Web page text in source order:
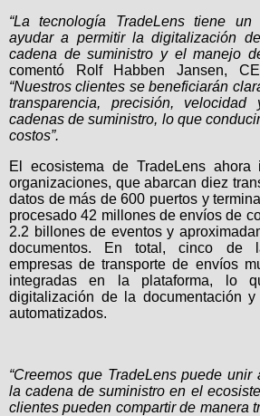
“La tecnología TradeLens tiene
ayudar a permitir la digitalización
cadena de suministro y el manejo
comentó Rolf Habben Jansen,
“Nuestros clientes se beneficiarán
transparencia, precisión,
cadenas de suministro, lo que
costos”.
El ecosistema de TradeLens
organizaciones, que abarcan diez
datos de más de 600 puertos y
procesado 42 millones de envíos de
2.2 billones de eventos y
documentos. En total, cinco de
empresas de transporte de envíos
integradas en la plataforma, lo
digitalización de la documentación
automatizados.
“Creemos que TradeLens puede
la cadena de suministro en el
clientes pueden compartir de manera